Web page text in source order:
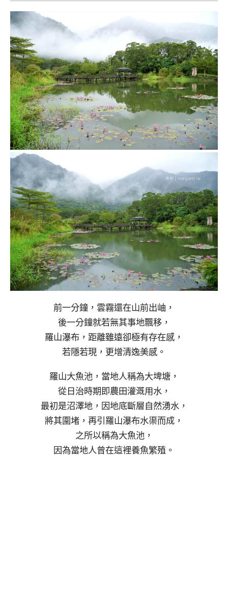
前一分鐘，雲霧還在山前出岫，
後一分鐘就若無其事地飄移，
羅山瀑布，距離雖遠卻極有存在感，
若隱若現，更增清逸美感。
羅山大魚池，當地人稱為大埤塘，
從日治時期即農田灌溉用水，
最初是沼澤地，因地底斷層自然湧水，
將其圍堵，再引羅山瀑布水渠而成，
之所以稱為大魚池，
因為當地人曾在這裡養魚繁殖。